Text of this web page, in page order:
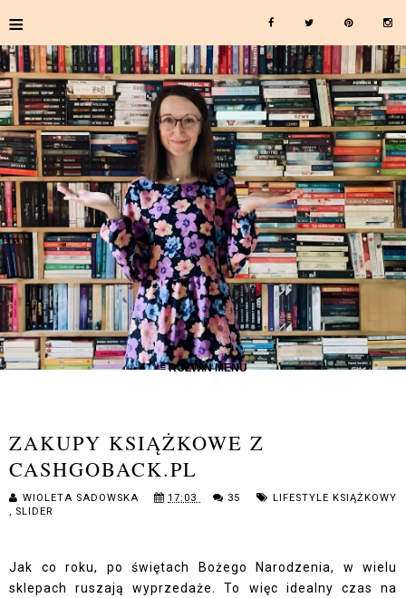
≡
≡ ROZWIŃ MENU
ZAKUPY KSIĄŻKOWE Z
CASHGOBACK.PL
WIOLETA SADOWSKA 17:03 35
LIFESTYLE KSIĄŻKOWY
, SLIDER
Jak co roku, po świętach Bożego Narodzenia, w wielu
sklepach ruszają wyprzedaże. To więc idealny czas na